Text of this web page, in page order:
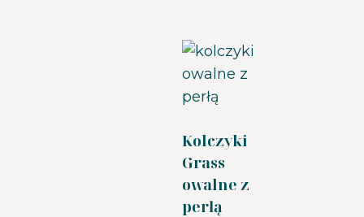
Kolczyki
Grass
owalne z
perłą